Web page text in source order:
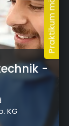
-
KG